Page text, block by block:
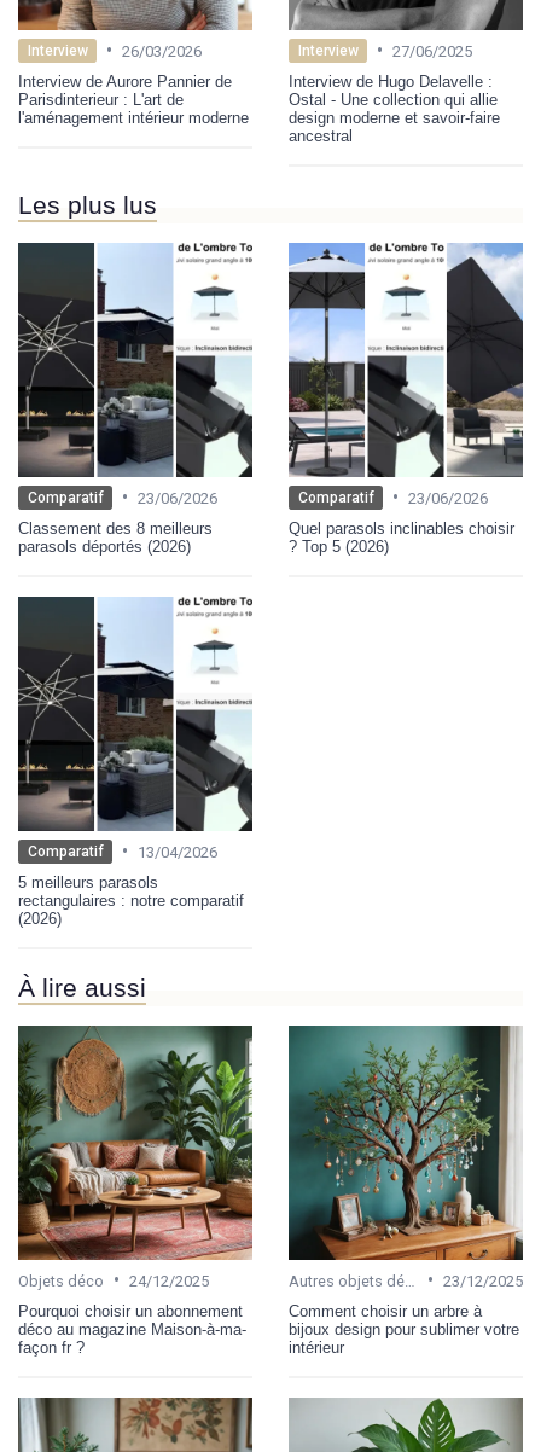
Interview • 26/03/2026
Interview de Aurore Pannier de
Parisdinterieur : L'art de
l'aménagement intérieur moderne
Interview • 27/06/2025
Interview de Hugo Delavelle :
Ostal - Une collection qui allie
design moderne et savoir-faire
ancestral
Les plus lus
Comparatif • 23/06/2026
Classement des 8 meilleurs
parasols déportés (2026)
Comparatif • 23/06/2026
Quel parasols inclinables choisir
? Top 5 (2026)
Comparatif •
13/04/2026
5 meilleurs parasols
rectangulaires : notre comparatif
(2026)
À lire aussi
Objets déco • 24/12/2025
Pourquoi choisir un abonnement
déco au magazine Maison-à-ma-
façon fr ?
• 23/12/2025
Comment choisir un arbre à
bijoux design pour sublimer votre
intérieur